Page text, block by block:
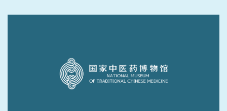
中医药声音，为增强中华民族文化自信、建设社会主义文
化强国作出应有贡献。